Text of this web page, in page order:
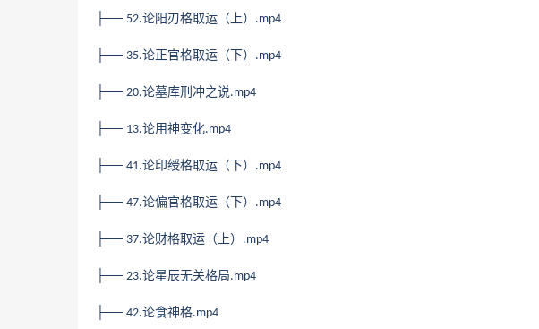
├── 52.论阳刃格取运（上） .mp4
├── 35.论正官格取运（下） .mp4
├── 20.论墓库刑冲之说.mp4
├── 13.论用神变化.mp4
├── 41.论印绶格取运（下） .mp4
├── 47.论偏官格取运（下） .mp4
├── 37.论财格取运（上） .mp4
├── 23.论星辰无关格局.mp4
├── 42.论食神格.mp4